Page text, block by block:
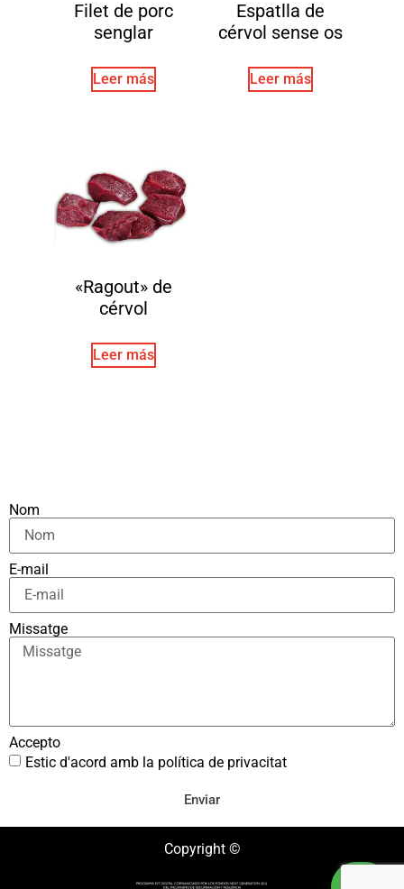
Filet de porc
senglar
Leer más
Espatlla de
cérvol sense os
Leer más
«Ragout» de
cérvol
Leer más
Nom
E-mail
Missatge
Accepto
Estic d'acord amb la política de privacitat
Enviar
Copyright ©